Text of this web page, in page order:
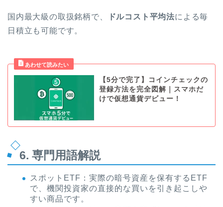
国内最大級の取扱銘柄で、 ドルコスト平均法による毎
日積立も可能です。
【5分で完了】コインチェックの
登録方法を完全図解｜スマホだ
けで仮想通貨デビュー！
6. 専門用語解説
スポットETF：実際の暗号資産を保有するETF
で、機関投資家の直接的な買いを引き起こしや
すい商品です。